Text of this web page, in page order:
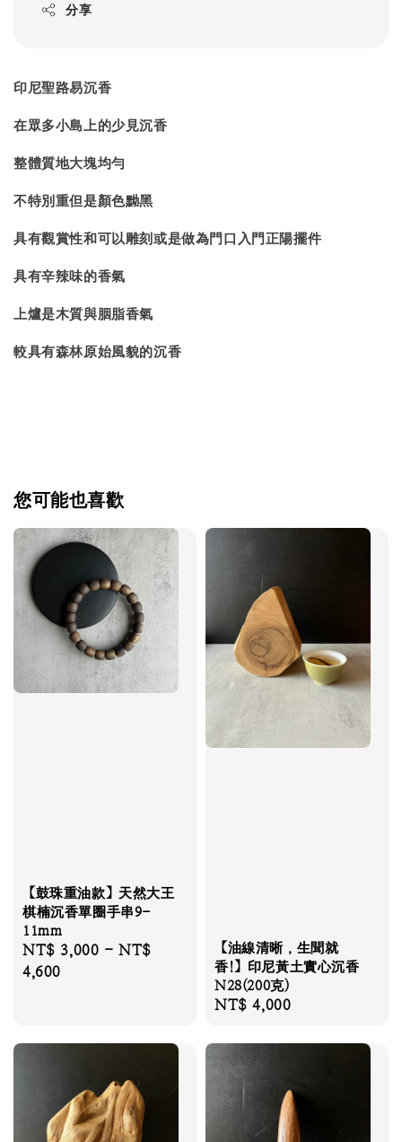
分享
印尼聖路易沉香
在眾多小島上的少見沉香
整體質地大塊均勻
不特別重但是顏色黝黑
具有觀賞性和可以雕刻或是做為門口入門正陽擺件
具有辛辣味的香氣
上爐是木質與胭脂香氣
較具有森林原始風貌的沉香
您可能也喜歡
【鼓珠重油款】天然大王
棋楠沉香單圈手串9-
11mm
Regular
price
NT$ 3,000 -NT$
4,600
【油線清晰，生聞就
香!】印尼黃土實心沉香
N28(200克)
Regular
NT$ 4,000